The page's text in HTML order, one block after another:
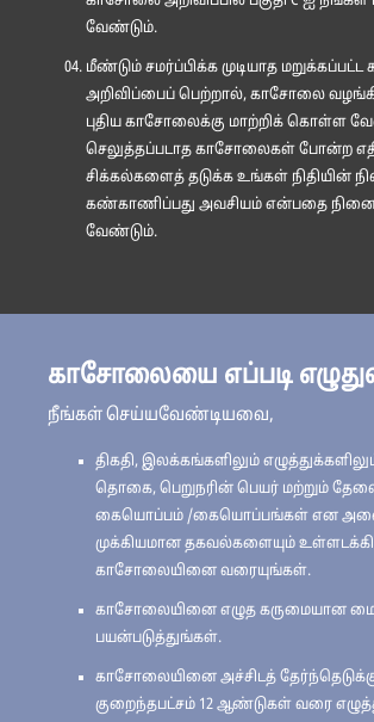
வேண்டும்.
மீண்டும் சமர்ப்பிக்க முடியாத
அறிவிப்பைப் பெற்றால், காசோலை
புதிய காசோலைக்கு மாற்றிக் கொள்ள
செலுத்தப்படாத காசோலைகள் போன்ற
சிக்கல்களைத் தடுக்க உங்கள் நிதியின்
கண்காணிப்பது அவசியம் என்பதை
வேண்டும்.
காசோலையை எப்படி
நீங்கள் செய்யவேண்டியவை,
திகதி, இலக்கங்களிலும்
தொகை, பெறுநரின் பெயர் மற்றும்
கையொப்பம் /கையொப்பங்கள் என
முக்கியமான தகவல்களையும்
காசோலையினை வரையுங்கள்.
காசோலையினை எழுத கருமையான
பயன்படுத்துங்கள்.
காசோலையினை அச்சிடத்
குறைந்தபட்சம் 12 ஆண்டுகள் வரை